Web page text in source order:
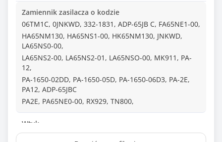
Zamiennik zasilacza o kodzie
06TM1C, 0JNKWD, 332-1831, ADP-65JB C, FA65NE1-00,
HA65NM130, HA65NS1-00, HK65NM130, JNKWD,
LA65NS0-00,
LA65NS2-00, LA65NS2-01, LA65NSO-00, MK911, PA-
12,
PA-1650-02DD, PA-1650-05D, PA-1650-06D3, PA-2E,
PA12, ADP-65JBC
PA2E, PA65NE0-00, RX929, TN800,
Wtyk
7,4*5,0 + pin